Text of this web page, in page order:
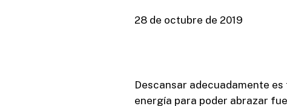
28 de octubre de 2019
Descansar adecuadamente
energía para poder abrazar